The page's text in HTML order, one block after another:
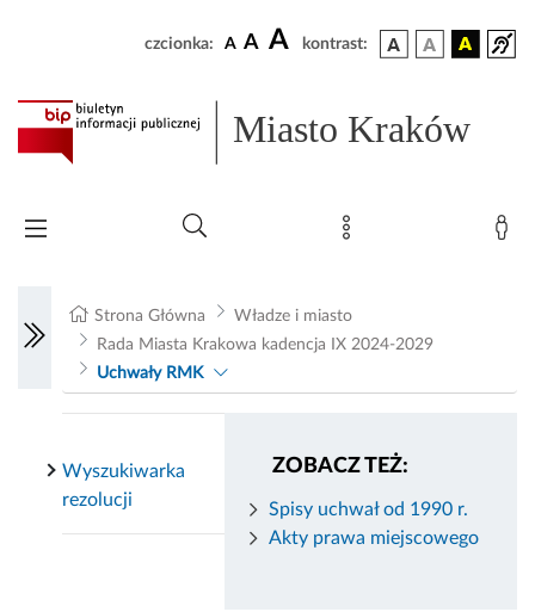
czcionka: A A A kontrast:
Miasto Kraków
Strona Główna
Władze i miasto
Rada Miasta Krakowa kadencja IX 2024-2029
Uchwały RMK
ZOBACZ TEŻ:
Spisy uchwał od 1990 r.
Akty prawa miejscowego
Wyszukiwarka
rezolucji